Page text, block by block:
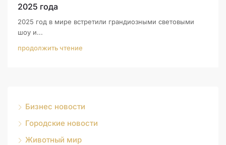
2025 года
2025 год в мире встретили грандиозными световыми
шоу и...
продолжить чтение
Бизнес новости
Городские новости
Животный мир